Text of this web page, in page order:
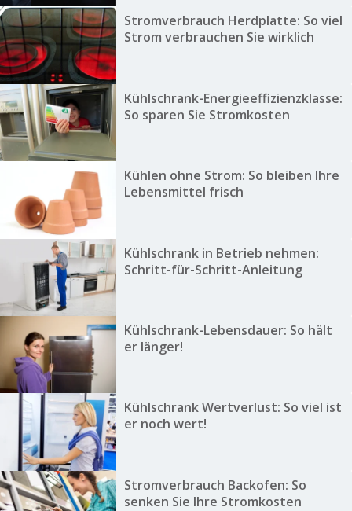
Stromverbrauch Herdplatte: So viel
Strom verbrauchen Sie wirklich
Kühlschrank-Energieeffizienzklasse:
So sparen Sie Stromkosten
Kühlen ohne Strom: So bleiben Ihre
Lebensmittel frisch
Kühlschrank in Betrieb nehmen:
Schritt-für-Schritt-Anleitung
Kühlschrank-Lebensdauer: So hält
er länger!
Kühlschrank Wertverlust: So viel ist
er noch wert!
Stromverbrauch Backofen: So
senken Sie Ihre Stromkosten